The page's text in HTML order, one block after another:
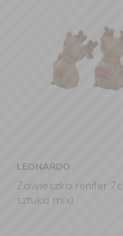
LEONARDO
Zawieszka renifer
sztuka mix)